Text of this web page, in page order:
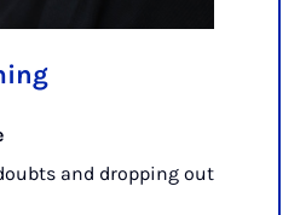
and dropping out